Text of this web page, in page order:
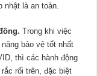
là an toàn.
Trong khi việc
bảo vệ tốt nhất
thì các hành động
rối trên, đặc biệt